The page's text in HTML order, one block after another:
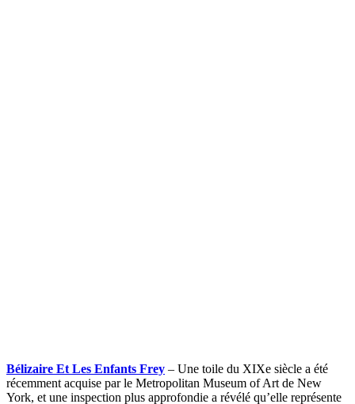
Bélizaire Et Les Enfants Frey – Une toile du XIXe siècle a été
récemment acquise par le Metropolitan Museum of Art de New
York, et une inspection plus approfondie a révélé qu’elle représente